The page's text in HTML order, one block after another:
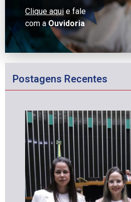
Clique aqui e fale
com a Ouvidoria
Postagens Recentes